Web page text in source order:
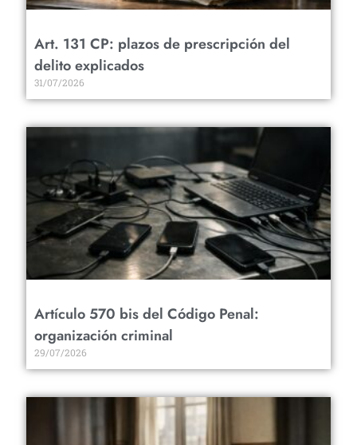
Art. 131 CP: plazos de prescripción del
delito explicados
31/07/2026
Artículo 570 bis del Código Penal:
organización criminal
29/07/2026